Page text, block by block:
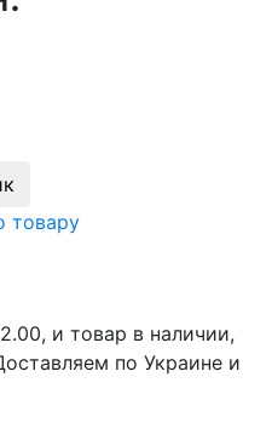
товару
и товар в наличии,
по Украине и